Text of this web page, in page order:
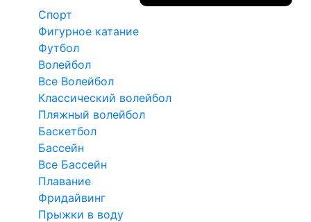
Спорт
Фигурное катание
Футбол
Волейбол
Все Волейбол
Классический волейбол
Пляжный волейбол
Баскетбол
Бассейн
Все Бассейн
Плавание
Фридайвинг
Прыжки в воду